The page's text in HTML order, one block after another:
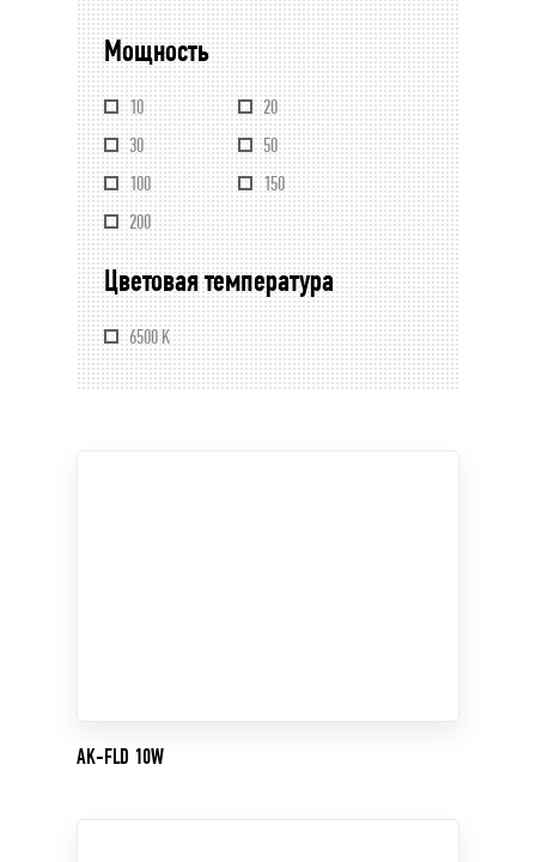
Мощность
10
20
30
50
100
150
200
Цветовая температура
6500 K
AK-FLD 10W